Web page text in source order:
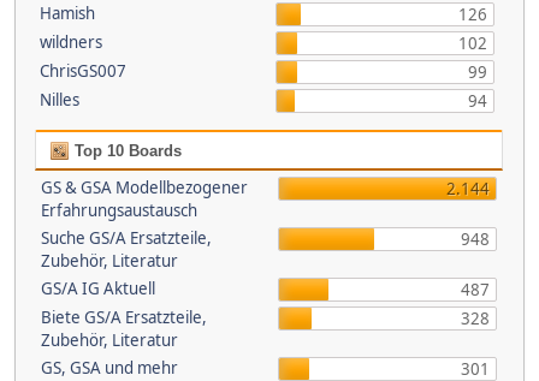
Hamish
126
wildners
102
ChrisGS007
99
Nilles
94
Top 10 Boards
GS & GSA Modellbezogener
Erfahrungsaustausch
2.144
Suche GS/A Ersatzteile,
Zubehör, Literatur
948
GS/A IG Aktuell
487
Biete GS/A Ersatzteile,
Zubehör, Literatur
328
GS, GSA und mehr
301